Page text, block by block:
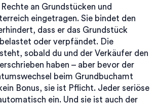
an Grundstücken und
eingetragen. Sie bindet den
dass er das Grundstück
oder verpfändet. Die
sobald du und der Verkäufer den
haben – aber bevor der
beim Grundbuchamt
Bonus, sie ist Pflicht. Jeder seriöse
ein. Und sie ist auch der